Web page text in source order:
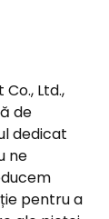
Ltd.,
de
dedicat
ne
pentru a